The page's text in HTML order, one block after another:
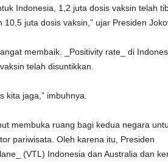
Indonesia, 1,2 juta dosis vaksin telah
juta dosis vaksin,” ujar Presiden
membaik. _Positivity rate_ di
telah disuntikkan.
kita jaga,” imbuhnya.
membuka ruang bagi kedua negara
pariwisata. Oleh karena itu, Presiden
(VTL) Indonesia dan Australia dan